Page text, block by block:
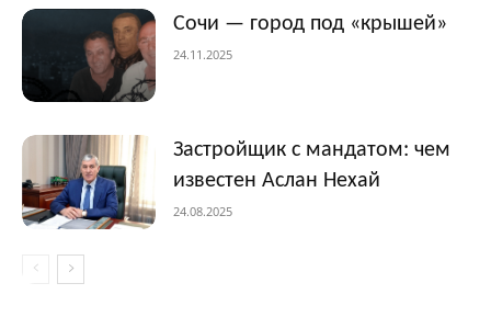
Сочи — город под «крышей»
24.11.2025
Застройщик с мандатом: чем
известен Аслан Нехай
24.08.2025